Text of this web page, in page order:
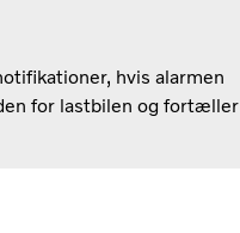
hvis alarmen
for lastbilen og fortæller